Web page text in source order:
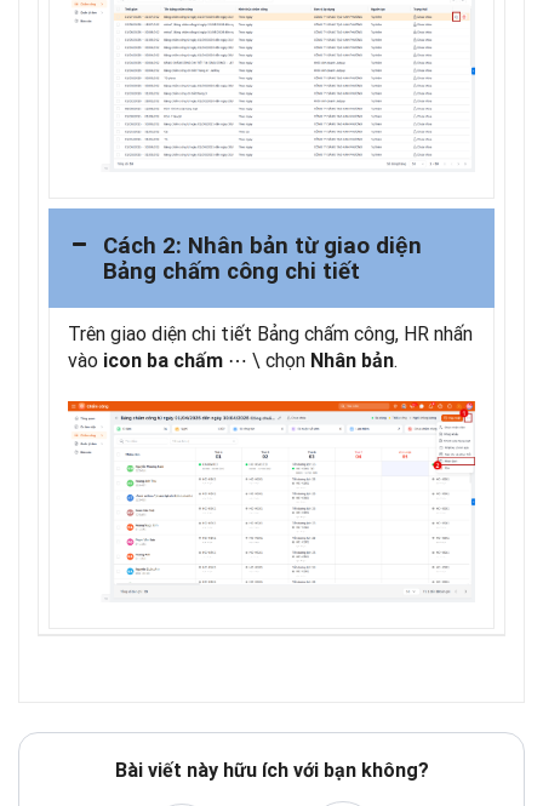
Cách 2: Nhân bản từ giao diện
Bảng chấm công chi tiết
Trên giao diện chi tiết Bảng chấm công, HR nhấn
vào icon ba chấm ⋯ \ chọn Nhân bản.
Bài viết này hữu ích với bạn không?